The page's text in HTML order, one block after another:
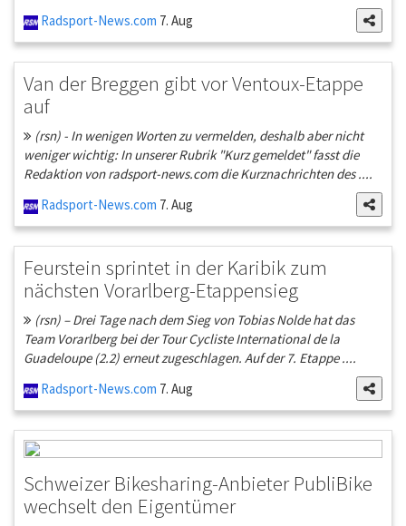
Radsport-News.com 7. Aug
Van der Breggen gibt vor Ventoux-Etappe
auf
(rsn) - In wenigen Worten zu vermelden, deshalb aber nicht
weniger wichtig: In unserer Rubrik "Kurz gemeldet" fasst die
Redaktion von radsport-news.com die Kurznachrichten des ....
Radsport-News.com 7. Aug
Feurstein sprintet in der Karibik zum
nächsten Vorarlberg-Etappensieg
(rsn) – Drei Tage nach dem Sieg von Tobias Nolde hat das
Team Vorarlberg bei der Tour Cycliste International de la
Guadeloupe (2.2) erneut zugeschlagen. Auf der 7. Etappe ....
Radsport-News.com 7. Aug
Schweizer Bikesharing-Anbieter PubliBike
wechselt den Eigentümer